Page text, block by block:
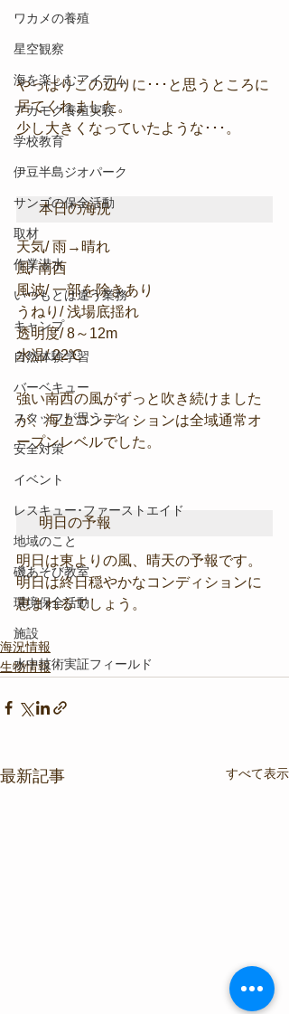
ワカメの養殖
星空観察
海を楽しむアイテム
アカモク養殖実験
学校教育
伊豆半島ジオパーク
サンゴの保全活動
取材
作業潜水
いつもとは違う業務
キャンプ
自然体験学習
バーベキュー
スタッフが思うこと
安全対策
イベント
レスキュー･ファーストエイド
地域のこと
磯あそび教室
環境保全活動
施設
水中技術実証フィールド
やっぱりこの辺りに･･･と思うところに
居てくれました。
少し大きくなっていたような･･･。
本日の海況
天気/ 雨→晴れ
風/ 南西
風波/ 一部を除きあり
うねり/ 浅場底揺れ
透明度/ 8～12m
水温/ 22℃
強い南西の風がずっと吹き続けました
が、海上コンディションは全域通常オ
ープンレベルでした。
明日の予報
明日は東よりの風、晴天の予報です。
明日は終日穏やかなコンディションに
恵まれるでしょう。
海況情報
生物情報
最新記事 すべて表示